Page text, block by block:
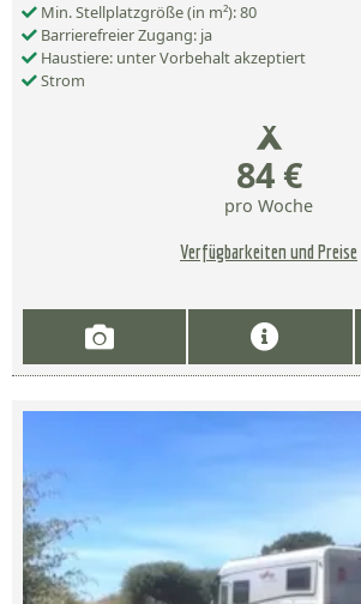
Min. Stellplatzgröße (in m²): 80
Barrierefreier Zugang: ja
Haustiere: unter Vorbehalt akzeptiert
Strom
84 €
pro Woche
Verfügbarkeiten und Preise